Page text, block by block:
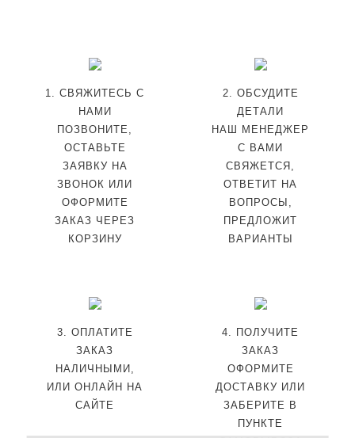
1. СВЯЖИТЕСЬ С
НАМИ
ПОЗВОНИТЕ,
ОСТАВЬТЕ
ЗАЯВКУ НА
ЗВОНОК ИЛИ
ОФОРМИТЕ
ЗАКАЗ ЧЕРЕЗ
КОРЗИНУ
2. ОБСУДИТЕ
ДЕТАЛИ
НАШ МЕНЕДЖЕР
С ВАМИ
СВЯЖЕТСЯ,
ОТВЕТИТ НА
ВОПРОСЫ,
ПРЕДЛОЖИТ
ВАРИАНТЫ
3. ОПЛАТИТЕ
ЗАКАЗ
НАЛИЧНЫМИ,
ИЛИ ОНЛАЙН НА
САЙТЕ
4. ПОЛУЧИТЕ
ЗАКАЗ
ОФОРМИТЕ
ДОСТАВКУ ИЛИ
ЗАБЕРИТЕ В
ПУНКТЕ